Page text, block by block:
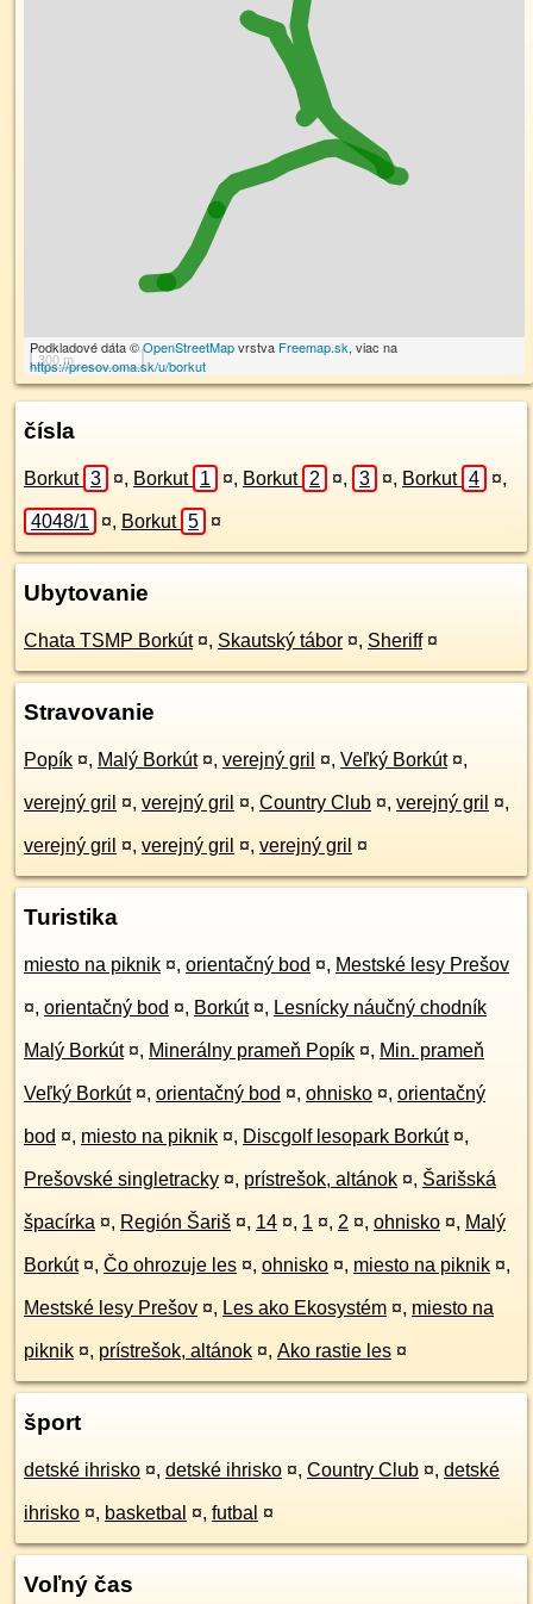
300 m
Podkladové dáta ©OpenStreetMapvrstva Freemap.sk, viac na
https://presov.oma.sk/u/borkut
čísla
Borkut 3 ¤, Borkut 1 ¤, Borkut 2 ¤, 3 ¤, Borkut 4 ¤,
4048/1 ¤, Borkut 5 ¤
Ubytovanie
Chata TSMP Borkút ¤, Skautský tábor ¤, Sheriff ¤
Stravovanie
Popík ¤, Malý Borkút ¤, verejný gril ¤, Veľký Borkút ¤,
verejný gril ¤, verejný gril ¤, Country Club ¤, verejný gril ¤,
verejný gril ¤, verejný gril ¤, verejný gril ¤
Turistika
miesto na piknik ¤, orientačný bod ¤, Mestské lesy Prešov
¤, orientačný bod ¤, Borkút ¤, Lesnícky náučný chodník
Malý Borkút ¤, Minerálny prameň Popík ¤, Min. prameň
Veľký Borkút ¤, orientačný bod ¤, ohnisko ¤, orientačný
bod ¤, miesto na piknik ¤, Discgolf lesopark Borkút ¤,
Prešovské singletracky ¤, prístrešok, altánok ¤, Šarišská
špacírka ¤, Región Šariš ¤, 14 ¤, 1 ¤, 2 ¤, ohnisko ¤, Malý
Borkút ¤, Čo ohrozuje les ¤, ohnisko ¤, miesto na piknik ¤,
Mestské lesy Prešov ¤, Les ako Ekosystém ¤, miesto na
piknik ¤, prístrešok, altánok ¤, Ako rastie les ¤
šport
detské ihrisko ¤, detské ihrisko ¤, Country Club ¤, detské
ihrisko ¤, basketbal ¤, futbal ¤
Voľný čas